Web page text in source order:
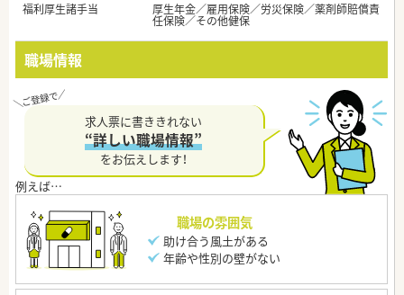
福利厚生諸手当
厚生年金／雇用保険／労災保険／薬剤師賠償責
任保険／その他健保
職場情報
求人票に書ききれない
“詳しい職場情報”
をお伝えします！
職場の雰囲気
助け合う風土がある
年齢や性別の壁がない